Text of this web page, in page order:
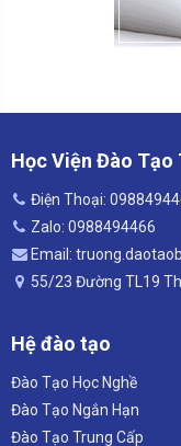
Học Viện Đào Tạo
Điện Thoại:
Zalo: 0988494466
Email:
55/23 Đường TL19
Hệ đào tạo
Đào Tạo Học Nghề
Đào Tạo Ngắn Hạn
Đào Tạo Trung Cấp